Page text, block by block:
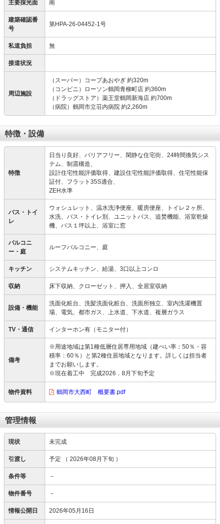
主要採光面 南
建築確認番
号
第HPA-26-04452-1号
私道負担 無
接道状況
周辺施設
（スーパー）コープあおやぎ 約320m
（コンビニ）ローソン鶴岡青柳町店 約360m
（ドラッグストア）薬王堂鶴岡新海店 約700m
（病院）鶴岡市立荘内病院 約2,260m
特徴・設備
特徴
日当り良好、バリアフリー、閑静な住宅街、24時間換気シス
テム、制震構造、
設計住宅性能評価取得、建設住宅性能評価取得、住宅性能保
証付、フラット35S適合、
ZEH水準
バス・トイ
レ
ウォシュレット、温水洗浄便座、暖房便座、トイレ２ヶ所、
水洗、バス・トイレ別、ユニットバス、追焚機能、浴室乾燥
機、バス１坪以上、浴室に窓
バルコニ
ー・庭
ルーフバルコニー、庭
キッチン システムキッチン、給湯、3口以上コンロ
収納 床下収納、クローゼット、押入、全居室収納
設備・機能
洗面化粧台、洗髪洗面化粧台、洗面所独立、室内洗濯機置
場、電気、都市ガス、上水道、下水道、複層ガラス
TV・通信 インターホン有（モニター付）
備考
※用途地域は第1種低層住居専用地域（建ぺい率：50％・容
積率：60％）と第2種住居地域となります。詳しくは担当者
までお願いします。
※現在着工中 完成2026．8月下旬予定
物件資料 鶴岡市大西町 概要書.pdf
管理情報
現状 未完成
引渡し 予定 （ 2026年08月下旬 ）
条件等 －
物件番号 －
情報公開日 2026年05月16日